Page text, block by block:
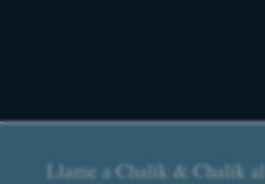
Llame a Chalik & Chalik al